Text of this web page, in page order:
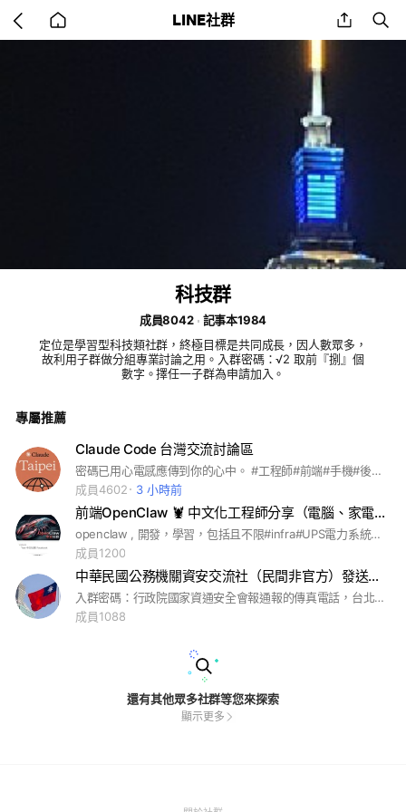
back
to
LINE社群 share
科技群
成員8042
記事本1984
定位是學習型科技類社群，終極目標是共同成長，因人數眾多，
故利用子群做分組專業討論之用。入群密碼：√2 取前『捌』個
數字。擇任一子群為申請加入。
專屬推薦
Claude Code 台灣交流討論區
密碼已用心電感應傳到你的心中。 #工程師#前端#手機#後端#家電#電腦 #Taiwan#ansible#軟體#編碼#程式#自動化#資工#資管#資訊#資處#開發#研發#軟工#軟件#編程#維運#Python#software#系統#programming#結構#BSD#DOS#Linux#macOS#iOS#Unix#pip#PyPI#程式設計#機器學習#編輯器#自由軟體#API#函式庫#decorator#IDE#IDLE#wxPython#Web#GUI
成員4602
3 小時前
前端OpenClaw 🦞 中文化工程師分享（電腦、家電手機）
openclaw , 開發，學習，包括且不限#infra#UPS電力系統整合#資安派遣#IT人員#採購設備#法令合約#資訊安全情報#軟體#組織現況職缺分享#hardware #EE #RF etc
成員1200
中華民國公務機關資安交流社（民間非官方）發送廣告前，本群有現職警政和國安單位的同仁
入群密碼：行政院國家資通安全會報通報的傳真電話，台北市去零貳。總共【捌碼】
成員1088
還有其他眾多社群等您來探索
顯示更多